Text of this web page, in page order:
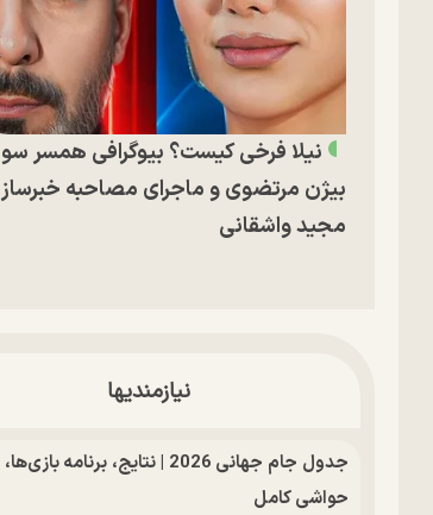
نیلا فرخی کیست؟ بیوگرافی همسر
بیژن مرتضوی و ماجرای مصاحبه خبرساز
مجید واشقانی
نیازمندیها
جدول جام جهانی 2026 | نتایج، برنامه
حواشی کامل